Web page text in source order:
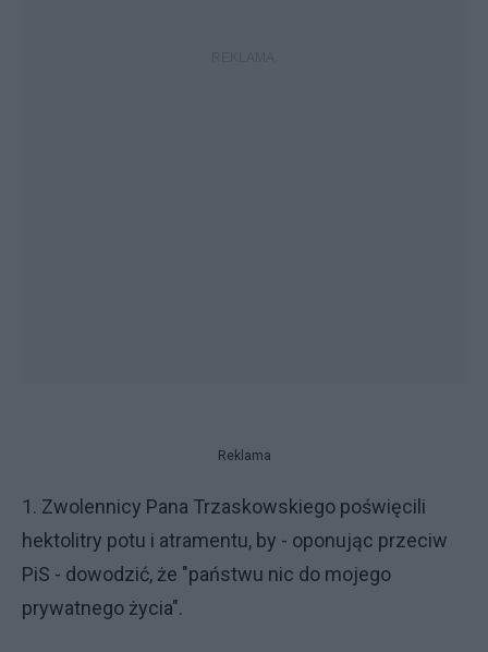
Reklama
1. Zwolennicy Pana Trzaskowskiego poświęcili
hektolitry potu i atramentu, by - oponując przeciw
PiS - dowodzić, że "państwu nic do mojego
prywatnego życia".